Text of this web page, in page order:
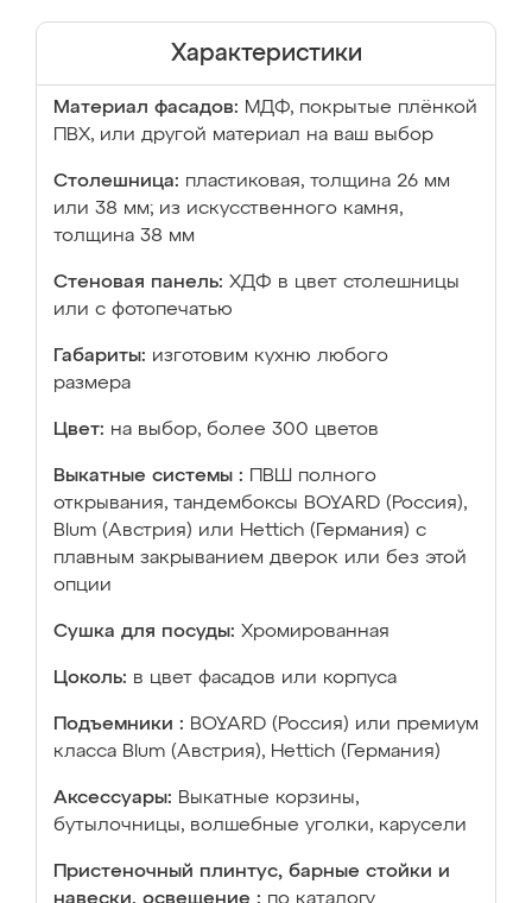
Характеристики
Материал фасадов: МДФ, покрытые плёнкой
ПВХ, или другой материал на ваш выбор
Столешница: пластиковая, толщина 26 мм
или 38 мм; из искусственного камня,
толщина 38 мм
Стеновая панель: ХДФ в цвет столешницы
или с фотопечатью
Габариты: изготовим кухню любого
размера
Цвет: на выбор, более 300 цветов
Выкатные системы :
ПВШ полного
открывания, тандембоксы BOYARD (Россия),
Blum (Австрия) или Hettich (Германия) с
плавным закрыванием дверок или без этой
опции
Сушка для посуды: Хромированная
Цоколь: в цвет фасадов или корпуса
Подъемники : BOYARD (Россия) или премиум
класса Blum (Австрия), Hettich (Германия)
Аксессуары: Выкатные корзины,
бутылочницы, волшебные уголки, карусели
Пристеночный плинтус, барные стойки и